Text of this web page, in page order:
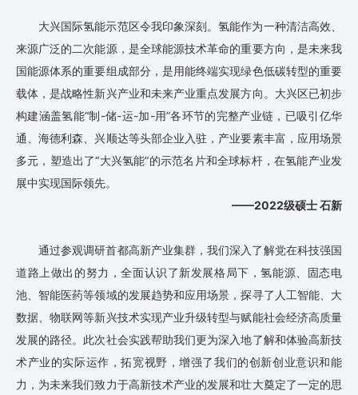
大兴国际氢能示范区令我印象深刻。氢能作为一种清洁高效、
来源广泛的二次能源，是全球能源技术革命的重要方向，是未来我
国能源体系的重要组成部分，是用能终端实现绿色低碳转型的重要
载体，是战略性新兴产业和未来产业重点发展方向。大兴区已初步
构建涵盖氢能“制-储-运-加-用”各环节的完整产业链，已吸引亿华
通、海德利森、兴顺达等头部企业入驻，产业要素丰富，应用场景
多元，塑造出了“大兴氢能”的示范名片和全球标杆，在氢能产业发
展中实现国际领先。
——2022级硕士 石新
通过参观调研首都高新产业集群，我们深入了解党在科技强国
道路上做出的努力，全面认识了新发展格局下，氢能源、固态电
池、智能医药等领域的发展趋势和应用场景，探寻了人工智能、大
数据、物联网等新兴技术实现产业升级转型与赋能社会经济高质量
发展的路径。此次社会实践帮助我们更为深入地了解和体验高新技
术产业的实际运作，拓宽视野，增强了我们的创新创业意识和能
力，为未来我们致力于高新技术产业的发展和壮大奠定了一定的思